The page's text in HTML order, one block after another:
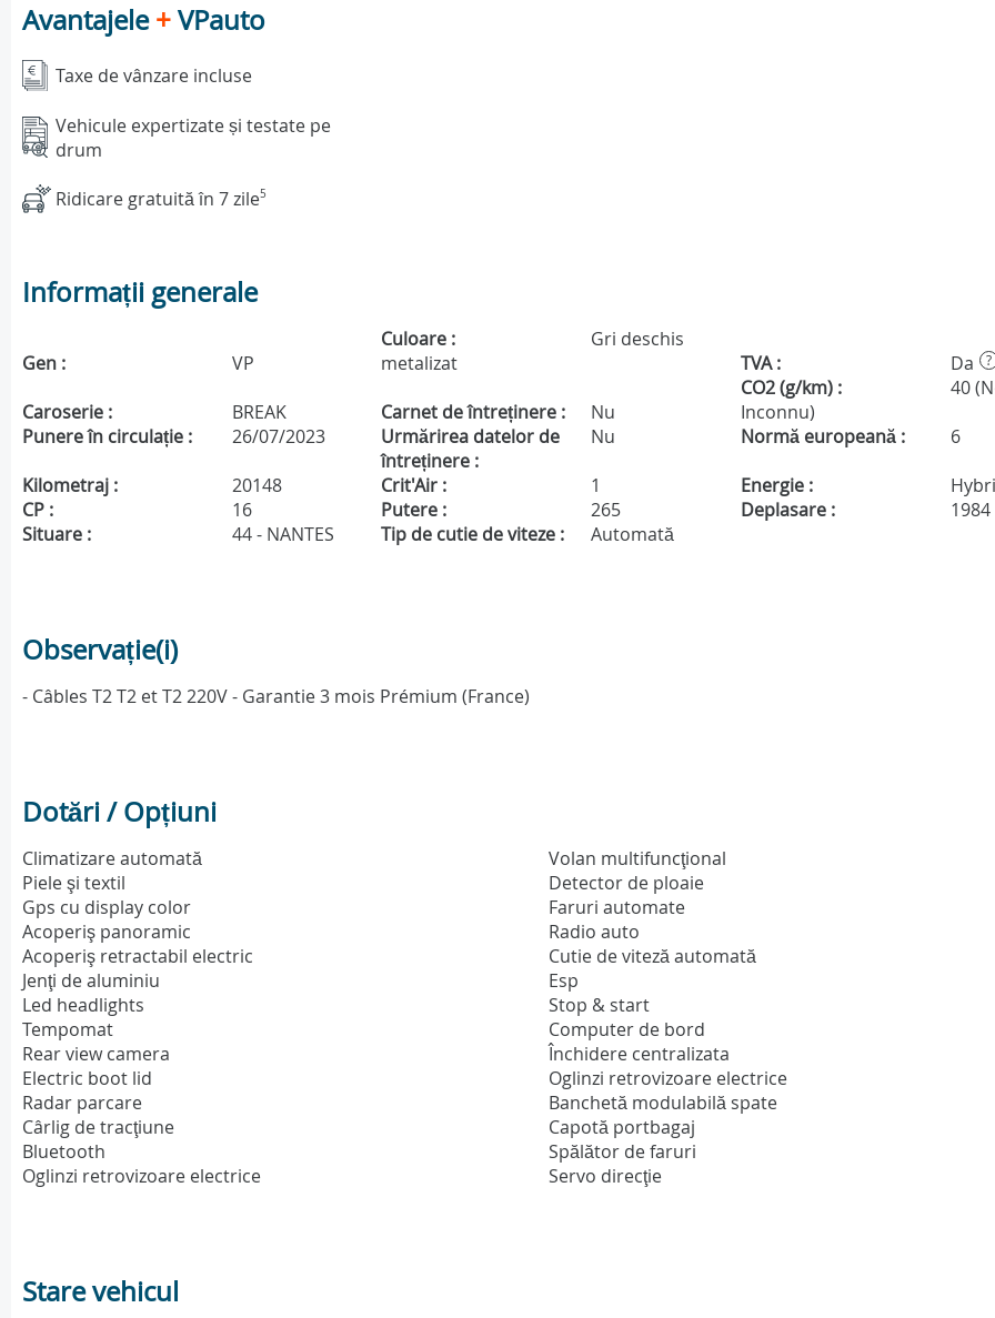
Avantajele+VPauto
Taxe de vânzare incluse
Vehicule expertizate și testate pe
drum
Ridicare gratuită în 7 zile5
Informații generale
Gen : VP
Culoare :
Gri deschis
metalizat
TVA : Da ?
Caroserie : BREAK Carnet de întreținere : Nu
CO2 (g/km) :
40
Inconnu)
Punere în circulație :
26/07/2023
Urmărirea datelor de
întreținere :
Nu Normă europeană :
6
Kilometraj :
20148 Crit'Air : 1 Energie :
CP :
16 Putere : 265 Deplasare :
1984
Situare :
44 - NANTES Tip de cutie de viteze : Automată
Observație(i)
- Câbles T2 T2 et T2 220V - Garantie 3 mois Prémium (France)
Dotări / Opțiuni
Climatizare automată
Piele şi textil
Gps cu display color
Acoperiş panoramic
Acoperiş retractabil electric
Jenţi de aluminiu
Led headlights
Tempomat
Rear view camera
Electric boot lid
Radar parcare
Cârlig de tracţiune
Bluetooth
Oglinzi retrovizoare electrice
Volan multifuncţional
Detector de ploaie
Faruri automate
Radio auto
Cutie de viteză automată
Esp
Stop & start
Computer de bord
Închidere centralizata
Oglinzi retrovizoare electrice
Banchetă modulabilă spate
Capotă portbagaj
Spălător de faruri
Servo direcţie
Stare vehicul